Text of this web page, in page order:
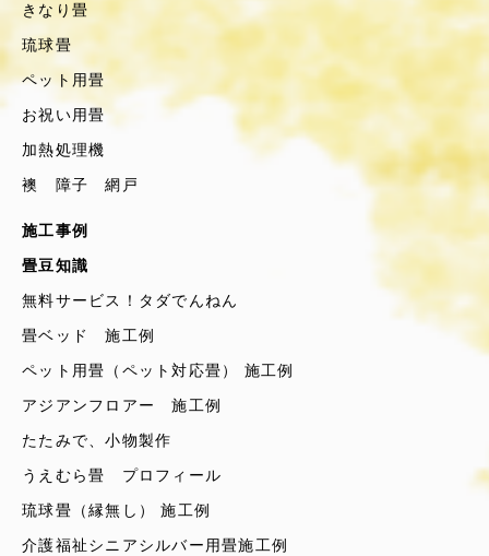
きなり畳
琉球畳
ペット用畳
お祝い用畳
加熱処理機
襖 障子 網戸
施工事例
畳豆知識
無料サービス！タダでんねん
畳ベッド 施工例
ペット用畳（ペット対応畳） 施工例
アジアンフロアー 施工例
たたみで、小物製作
うえむら畳 プロフィール
琉球畳（縁無し） 施工例
介護福祉シニアシルバー用畳施工例